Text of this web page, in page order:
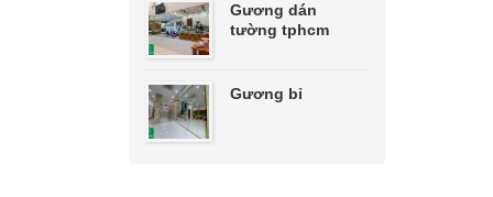
Gương dán
tường tphcm
Gương bỉ